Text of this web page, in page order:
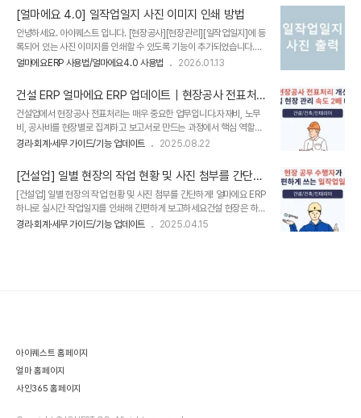
금세 복잡해집니다.​특히 여러 현장을 동시에 운영하는 경우재고 파악 지
연 → 공사 지연 → 비용 증가로 이어질 수 있습니다.​이러한 문제를 해결
하기 위해얼마에요 ERP 4.0에 [현장별 재고현황] 기능이 새롭게 추가되
었습니다.​아래에서 자세히 소개해 드리겠습니다. [현장별 재고현황] 메
뉴 : 현장별 재고를 한 화면에서 확인할 수 있어요!얼마에요 ERP의 [현장
[얼마에요 4.0] 일작업일지 사진 이미지 인쇄 방법
안녕하세요. 아이퀘스트 입니다. [현장공사][현장관리][일작업일지]에 등
록되어 있는 사진 이미지를 인쇄할 수 있도록 기능이 추가되었습니다.
[출력]-[일작업일지(사진)]을 클릭하여 출력일자를 설정합니다. *일작업
로 출력일자를 설정하여 출력합니다. 사진은 최대 15건까지 보여집니다.
(이미지파일만 출력가능)(출력일자에 등록된 사진이 15건을 넘는 경우,
먼저 입력된 일지부터 초과된 부분은 절사처리되도록 기능설정 되어있습
니다.) ​감사합니다.
얼마에요ERP 사용법/얼마에요4.0 사용법 2026.01.13
건설 ERP 얼마에요 ERP 업데이트｜현장공사 전표처
리 자동화·범주 등록 개선으로 관리 효율 2배↑
건설업에서 현장공사 전표처리는 매우 중요한 업무입니다.자재비, 노무
비, 공사비를 현장별로 집계하고 보고서로 만드는 과정에서 핵심 역할을
하기 때문인데요.​이번 업데이트를 통해 건설 ERP [얼마에요 ERP]의 현
자동 등록 기능이 추가되어, 건설 현장 관리 속도와 정확성이 모두 향상
되었는데요.아래에서 자세히 설명드리겠습니다.✅ 개선된 기능 : 현장명
으로 범주 자동 등록위 사진 순서대로 ① [환경설정] > ②, ③ [현장공사]
> ④ [현장명 범주로 자동등록] 란에서 '사용함'에 체크한 후 [저장]을 눌
러주면[기초정보] > [범주/분류] 메뉴에 현장명으로 범주가 자동 등록됩
경리·회계·세무 가이드/기능 업데이트 2025.08.22
[건설업] 일별 현장의 작업 현황 및 사진 첨부를 간단하
게! 얼마에요 ERP 하나로 실시간 작업일지를 인쇄해 간
편하게 보고하세요
[건설업] 일별 현장의 작업 현황 및 사진 첨부를 간단하게! 얼마에요 ERP
하나로 실시간 작업일지를 인쇄해 간편하게 보고하세요건설 현장은 하루
하루가 '기록의 연속'입니다. 하지만 아직도 많은 현장에서 수기 일지나
경리·회계·세무 가이드/기능 업데이트 2025.04.15
아이퀘스트 홈페이지
얼마 홈페이지
사인365 홈페이지